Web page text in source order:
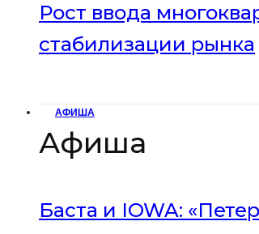
Рост ввода
стабилизации рынка
АФИША
Афиша
Баста и IOWA: